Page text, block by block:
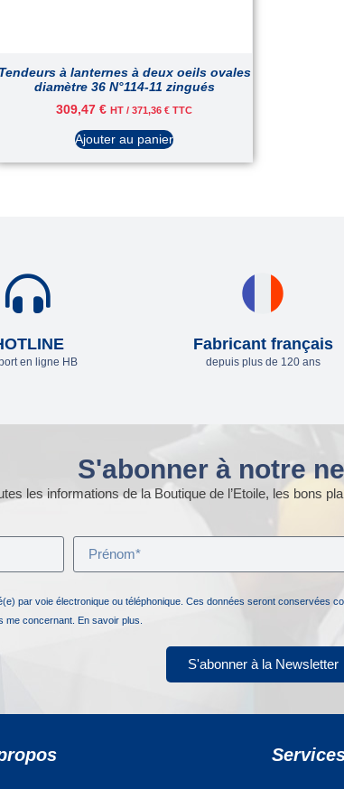
Tendeurs à lanternes à deux oeils ovales
diamètre 36 N°114-11 zingués
309,47€ HT /371,36€ TTC
Ajouter au panier
en ligne HB
Fabricant français
depuis plus de 120 ans
S'abonner à notre
les informations de la Boutique de l’Etoile, les bons
par voie électronique ou téléphonique. Ces données seront conservées
me concernant. En savoir plus.
S'abonner à la Newsletter